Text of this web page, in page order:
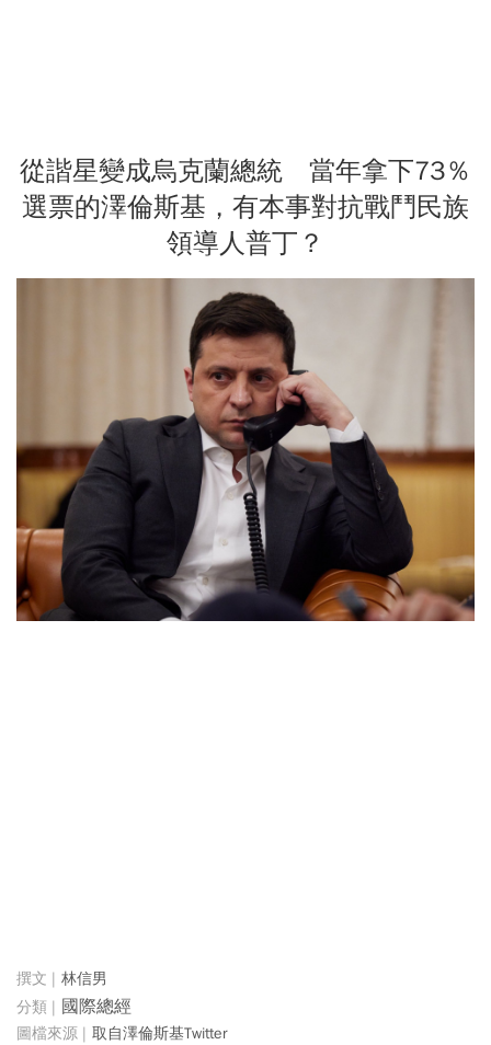
從諧星變成烏克蘭總統 當年拿下73％
選票的澤倫斯基，有本事對抗戰鬥民族
領導人普丁？
林信男
國際總經
取自澤倫斯基Twitter